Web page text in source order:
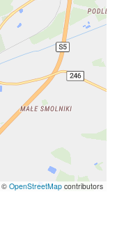
© OpenStreetMap contributors